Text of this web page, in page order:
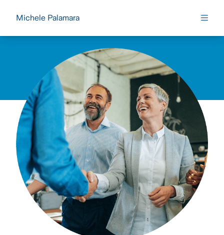
Michele Palamara
Apri